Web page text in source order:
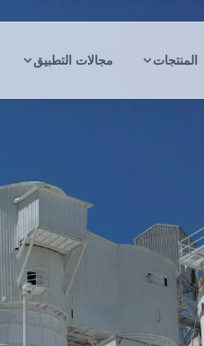
المنتجات مجالات التطبيق